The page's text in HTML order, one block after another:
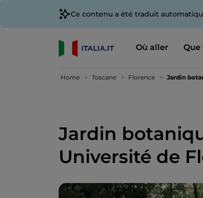
Ce contenu a été traduit
Où aller Que
Home Toscane Florence Jardin
Jardin
Université de